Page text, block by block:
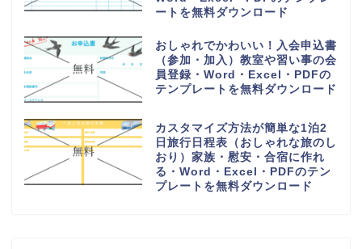
ートを無料ダウンロード
おしゃれでかわいい！入会申込書
（参加・加入）教室や習い事の会
員登録・Word・Excel・PDFの
テンプレートを無料ダウンロード
カスタマイズ方法が簡単な1泊2
日旅行日程表（おしゃれな旅のし
おり）家族・慰安・合宿に作れ
る・Word・Excel・PDFのテン
プレートを無料ダウンロード